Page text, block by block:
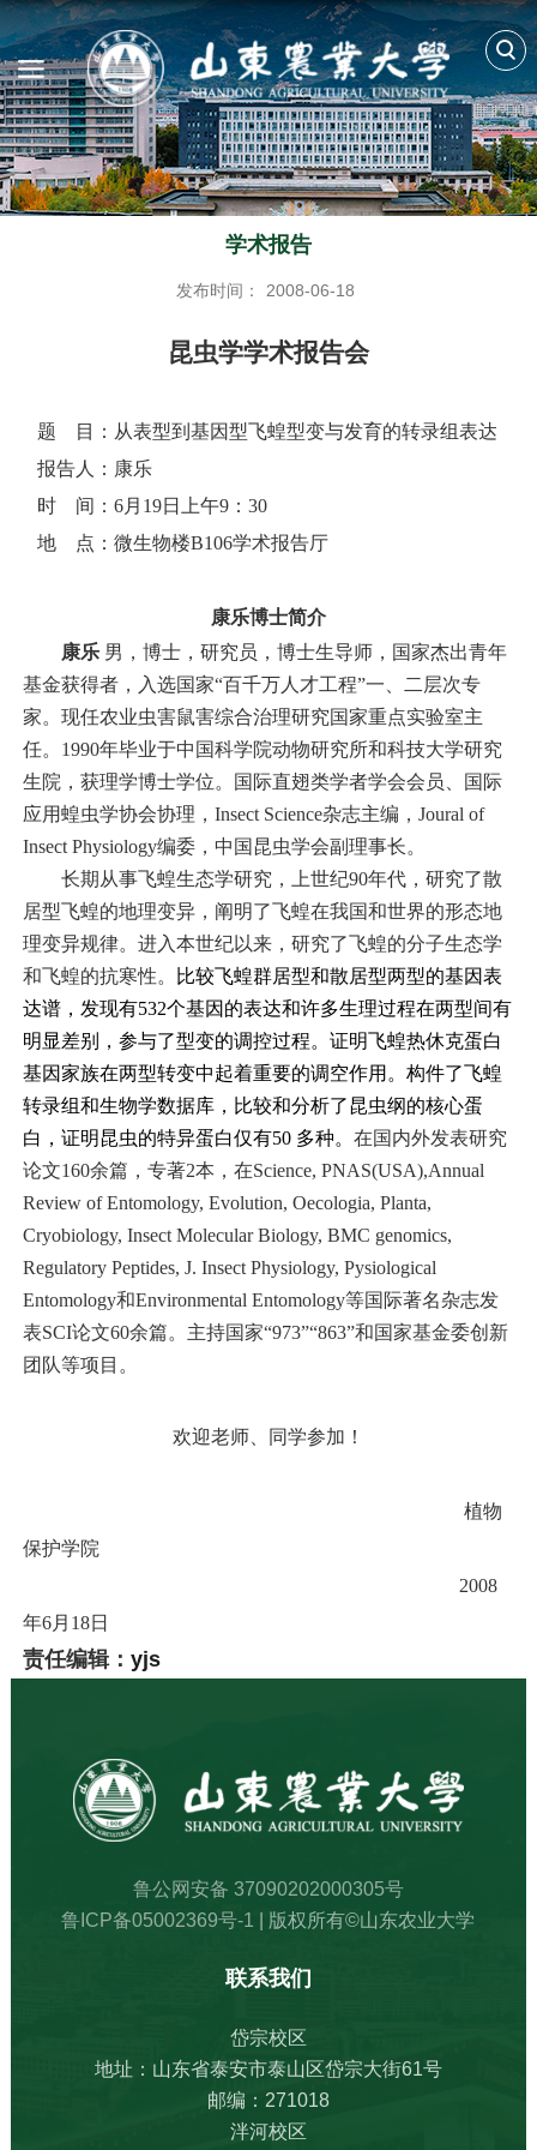
学术报告
发布时间： 2008-06-18
昆虫学学术报告会
题
目：从表型到基因型飞蝗型变与发育的转录组表达
报告人：康乐
时
间： 6月 19日上午9： 30
地
点：微生物楼B106学术报告厅
康乐博士简介
康乐 男，博士，研究员，博士生导师，国家杰出青年
基金获得者，入选国家“百千万人才工程”一、二层次专
家。现任农业虫害鼠害综合治理研究国家重点实验室主
任。 1990年毕业于中国科学院动物研究所和科技大学研究
生院，获理学博士学位。国际直翅类学者学会会员、国际
应用蝗虫学协会协理， Insect Science杂志主编， Joural of
Insect Physiology编委，中国昆虫学会副理事长。
长期从事飞蝗生态学研究，上世纪90年代，研究了散
居型飞蝗的地理变异，阐明了飞蝗在我国和世界的形态地
理变异规律。进入本世纪以来，研究了飞蝗的分子生态学
和飞蝗的抗寒性。
比较飞蝗群居型和散居型两型的基因表
达谱，发现有532个基因的表达和许多生理过程在两型间有
明显差别，参与了型变的调控过程。证明飞蝗热休克蛋白
基因家族在两型转变中起着重要的调空作用。构件了飞蝗
转录组和生物学数据库，比较和分析了昆虫纲的核心蛋
白，证明昆虫的特异蛋白仅有50 多种。 在国内外发表研究
论文160余篇，专著2本，在Science, PNAS(USA),Annual
Review of Entomology, Evolution, Oecologia, Planta,
Cryobiology, Insect Molecular Biology, BMC genomics,
Regulatory Peptides, J. Insect Physiology, Pysiological
Entomology和Environmental Entomology等国际著名杂志发
表SCI论文60余篇。主持国家“973”“863”和国家基金委创新
团队等项目。
欢迎老师、同学参加！
植物
保护学院
2008
年6月 18日
责任编辑： yjs
鲁公网安备 37090202000305号
鲁ICP备05002369号-1 | 版权所有©山东农业大学
联系我们
岱宗校区
地址：山东省泰安市泰山区岱宗大街61号
邮编：271018
泮河校区